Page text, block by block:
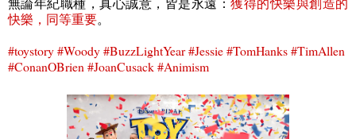
快樂，同等重要。
#toystory #Woody #BuzzLightYear #Jessie #TomHanks #TimAllen
#ConanOBrien #JoanCusack #Animism